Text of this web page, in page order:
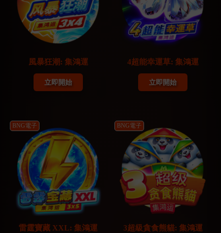
風暴狂潮: 集鴻運
立即開始
4超能幸運草: 集鴻運
立即開始
BNG電子
雷霆寶藏 XXL: 集鴻運
BNG電子
3超級貪食熊貓: 集鴻運